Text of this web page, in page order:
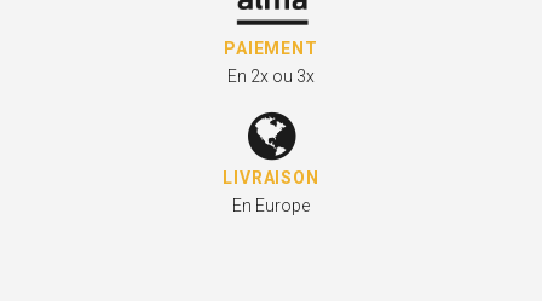
PAIEMENT
En 2x ou 3x
LIVRAISON
En Europe